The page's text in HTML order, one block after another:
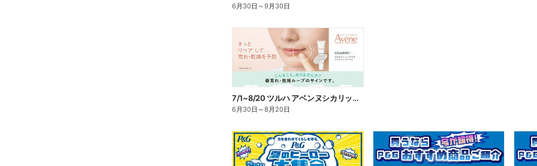
6月30日 ～9月30日
7/1~8/20 ツルハ アベンヌシカリップ予約
6月30日 ～8月20日